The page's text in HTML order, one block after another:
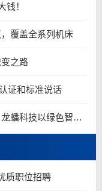
钱！
覆盖全系列机床
之路
证和标准说话
【龙蟠科技】参编零碳工厂团体标准，龙蟠科技以绿色智造锚定零碳未来
质职位招聘